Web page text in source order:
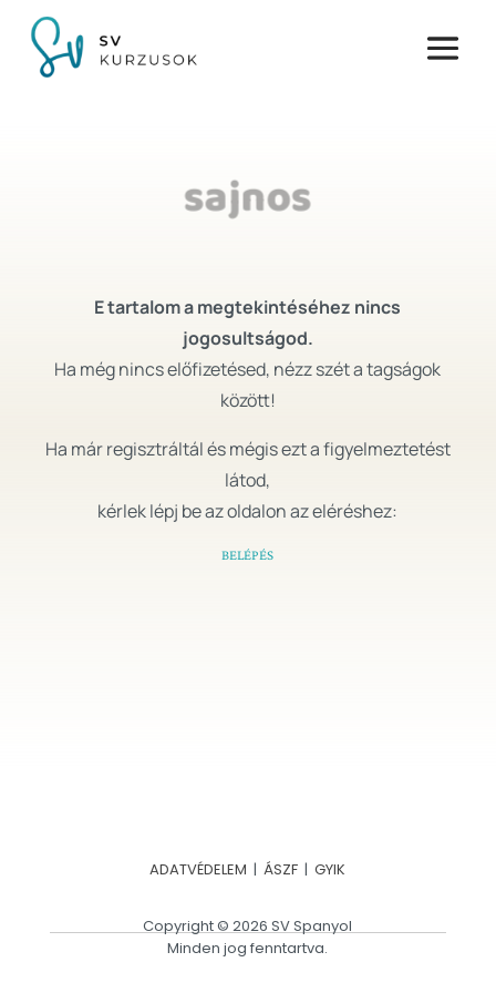
sajnos
E tartalom a megtekintéséhez nincs
jogosultságod.
Ha még nincs előfizetésed, nézz szét a tagságok
között!
Ha már regisztráltál és mégis ezt a figyelmeztetést
látod,
kérlek lépj be az oldalon az eléréshez:
BELÉPÉS
ADATVÉDELEM | ÁSZF |GYIK
Copyright © 2026 SV Spanyol
Minden jog fenntartva.